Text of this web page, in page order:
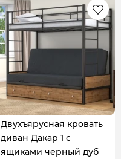
Двухъярусная кровать
диван Дакар 1 с
ящиками черный дуб